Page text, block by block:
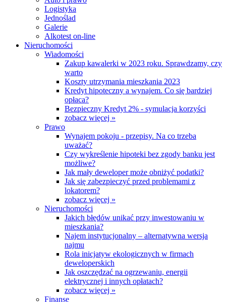
Logistyka
Jednoślad
Galerie
Alkotest on-line
Nieruchomości
Wiadomości
Zakup kawalerki w 2023 roku. Sprawdzamy, czy
warto
Koszty utrzymania mieszkania 2023
Kredyt hipoteczny a wynajem. Co się bardziej
opłaca?
Bezpieczny Kredyt 2% - symulacja korzyści
zobacz więcej »
Prawo
Wynajem pokoju - przepisy. Na co trzeba
uważać?
Czy wykreślenie hipoteki bez zgody banku jest
możliwe?
Jak mały deweloper może obniżyć podatki?
Jak się zabezpieczyć przed problemami z
lokatorem?
zobacz więcej »
Nieruchomości
Jakich błędów unikać przy inwestowaniu w
mieszkania?
Najem instytucjonalny – alternatywna wersja
najmu
Rola inicjatyw ekologicznych w firmach
deweloperskich
Jak oszczędzać na ogrzewaniu, energii
elektrycznej i innych opłatach?
zobacz więcej »
Finanse